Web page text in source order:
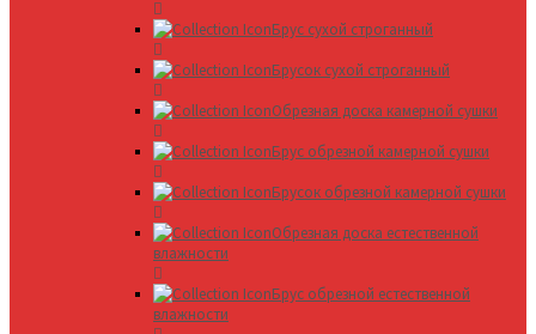
Брус сухой строганный
Брусок сухой строганный
Обрезная доска камерной сушки
Брус обрезной камерной сушки
Брусок обрезной камерной сушки
Обрезная доска естественной
влажности
Брус обрезной естественной
влажности